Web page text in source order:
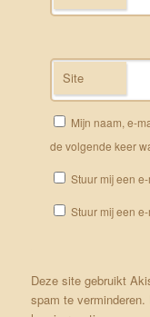
Site
Mijn naam, e-
de volgende keer
Stuur mij een
Stuur mij een
Deze site gebruikt
spam te verminderen.